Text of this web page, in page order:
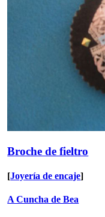
Broche de fieltro
[Joyería de encaje]
A Cuncha de Bea